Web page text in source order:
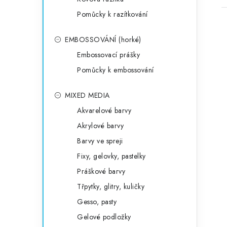
Pomůcky k razítkování
EMBOSSOVÁNÍ (horké)
Embossovací prášky
Pomůcky k embossování
MIXED MEDIA
Akvarelové barvy
Akrylové barvy
Barvy ve spreji
Fixy, gelovky, pastelky
Práškové barvy
Třpytky, glitry, kuličky
Gesso, pasty
Gelové podložky